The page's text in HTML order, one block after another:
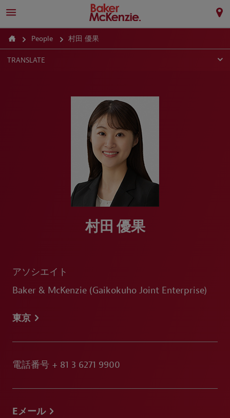
People 村田 優果
TRANSLATE
村田 優果
アソシエイト
Baker & McKenzie (Gaikokuho Joint Enterprise)
東京
電話番号 + 81 3 6271 9900
Eメール